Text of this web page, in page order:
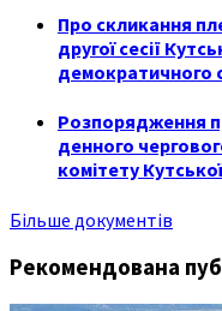
Про скликання
другої сесії
демократичного
Розпорядження
денного
комітету
Більше документів
Рекомендована